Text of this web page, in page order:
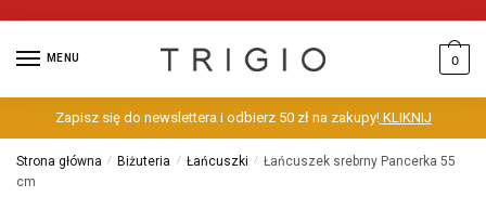
MENU 0
Zapisz się do newslettera i odbierz 50 zł na zakupy!KLIKNIJ
Strona główna / Biżuteria / Łańcuszki / Łańcuszek srebrny Pancerka 55
cm